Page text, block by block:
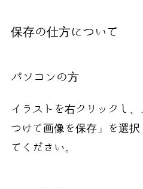
保存の仕方について
パソコンの方
イラストを右クリックし
つけて画像を保存」を選
てください。